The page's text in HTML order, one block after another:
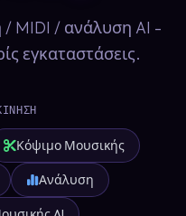
/ MIDI / ανάλυση AI -
εγκαταστάσεις.
Κόψιμο Μουσικής
Ανάλυση